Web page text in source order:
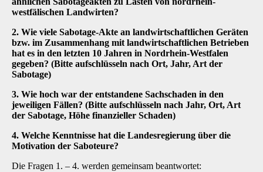
westfälischen Landwirten?
2. Wie viele Sabotage-Akte an landwirtschaftlichen Geräten
bzw. im Zusammenhang mit landwirtschaftlichen Betrieben
hat es in den letzten 10 Jahren in Nordrhein-Westfalen
gegeben? (Bitte aufschlüsseln nach Ort, Jahr, Art der
Sabotage)
3. Wie hoch war der entstandene Sachschaden in den
jeweiligen Fällen? (Bitte aufschlüsseln nach Jahr, Ort, Art
der Sabotage, Höhe finanzieller Schaden)
4. Welche Kenntnisse hat die Landesregierung über die
Motivation der Saboteure?
Die Fragen 1. – 4. werden gemeinsam beantwortet: